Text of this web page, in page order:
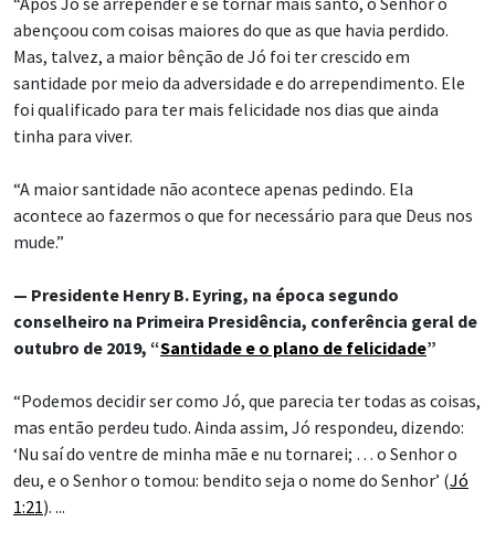
abençoou com coisas maiores do que as que havia perdido.
Mas, talvez, a maior bênção de Jó foi ter crescido em
santidade por meio da adversidade e do arrependimento. Ele
foi qualificado para ter mais felicidade nos dias que ainda
tinha para viver.
“A maior santidade não acontece apenas pedindo. Ela
acontece ao fazermos o que for necessário para que Deus nos
mude.”
— Presidente Henry B. Eyring, na época segundo
conselheiro na Primeira Presidência, conferência geral de
outubro de 2019, “Santidade e o plano de felicidade”
“Podemos decidir ser como Jó, que parecia ter todas as coisas,
mas então perdeu tudo. Ainda assim, Jó respondeu, dizendo:
‘Nu saí do ventre de minha mãe e nu tornarei; … o Senhor o
deu, e o Senhor o tomou: bendito seja o nome do Senhor’ (Jó
1:21). ...